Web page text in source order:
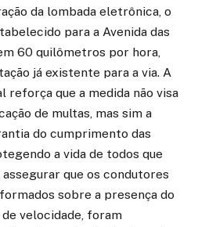
da lombada eletrônica, o
para a Avenida das
60 quilômetros por hora,
já existente para a via. A
reforça que a medida não visa
de multas, mas sim a
do cumprimento das
a vida de todos que
que os condutores
sobre a presença do
velocidade, foram